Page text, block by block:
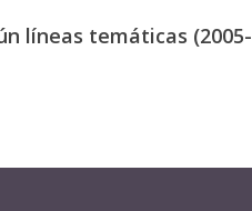
líneas temáticas (2005-